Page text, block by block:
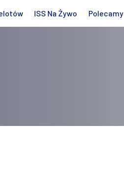
ISS Na Żywo Polecamy